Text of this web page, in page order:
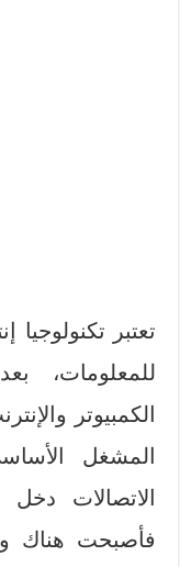
للمعلومات،
الكمبيوتر
المشغل
الاتصالات دخل
فأصبحت هناك